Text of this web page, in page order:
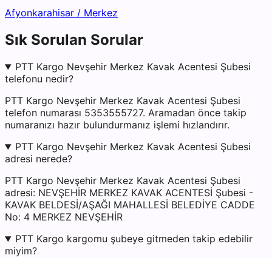
Afyonkarahisar / Merkez
Sık Sorulan Sorular
PTT Kargo Nevşehir Merkez Kavak Acentesi Şubesi
telefonu nedir?
PTT Kargo Nevşehir Merkez Kavak Acentesi Şubesi
telefon numarası 5353555727. Aramadan önce takip
numaranızı hazır bulundurmanız işlemi hızlandırır.
PTT Kargo Nevşehir Merkez Kavak Acentesi Şubesi
adresi nerede?
PTT Kargo Nevşehir Merkez Kavak Acentesi Şubesi
adresi: NEVŞEHİR MERKEZ KAVAK ACENTESİ Şubesi -
KAVAK BELDESİ/AŞAĞI MAHALLESİ BELEDİYE CADDE
No: 4 MERKEZ NEVŞEHİR
PTT Kargo kargomu şubeye gitmeden takip edebilir
miyim?